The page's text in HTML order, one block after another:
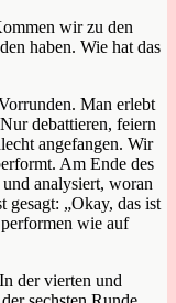
wir zu den
haben. Wie hat das
Man erlebt
debattieren, feiern
angefangen. Wir
Am Ende des
analysiert, woran
gesagt: „Okay, das ist
wie auf
der vierten und